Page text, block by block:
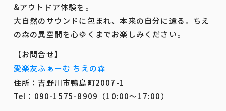
&アウトドア体験を。
大自然のサウンドに包まれ、本来の自分に還る。ちえ
の森の異空間を心ゆくまでお楽しみください。
【お問合せ】
愛楽友ふぁーむ ちえの森
住所：吉野川市鴨島町2007-1
Tel：090-1575-8909（10:00～17:00）